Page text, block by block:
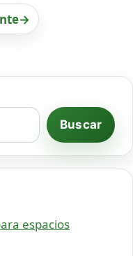
→
Buscar
espacios